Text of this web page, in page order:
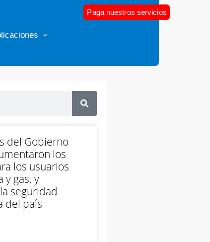
Paga nuestros servicios
del Gobierno
los
los usuarios
y gas, y
seguridad
del país